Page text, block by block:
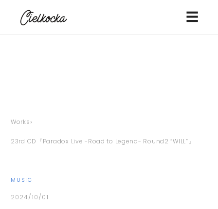
☰
Works›
23rd CD『Paradox Live -Road to Legend- Round2 “WILL”』
MUSIC
2024/10/01